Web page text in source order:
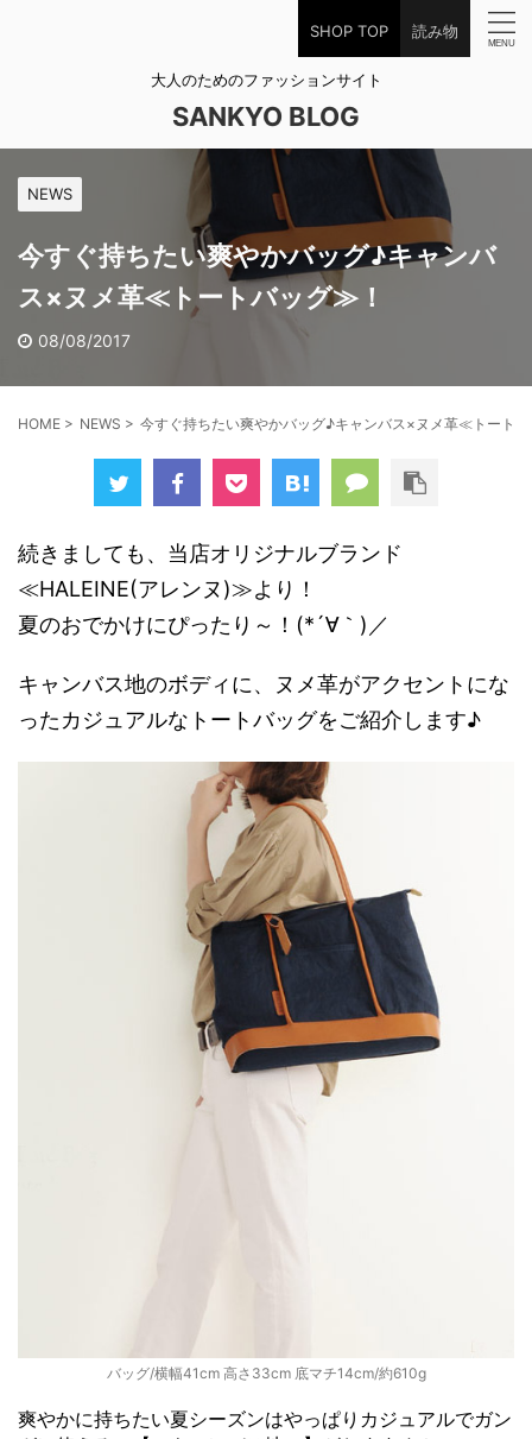
SHOP TOP 読み物
大人のためのファッションサイト
SANKYO BLOG
NEWS
今すぐ持ちたい爽やかバッグ♪キャンバ
ス×ヌメ革≪トートバッグ≫！
08/08/2017
HOME > NEWS > 今すぐ持ちたい爽やかバッグ♪キャンバス×ヌメ革≪トート
続きましても、当店オリジナルブランド
≪HALEINE(アレンヌ)≫より！
夏のおでかけにぴったり～！(*´∀｀)／
キャンバス地のボディに、ヌメ革がアクセントにな
ったカジュアルなトートバッグをご紹介します♪
バッグ/横幅41cm 高さ33cm 底マチ14cm/約610g
爽やかに持ちたい夏シーズンはやっぱりカジュアルでガン